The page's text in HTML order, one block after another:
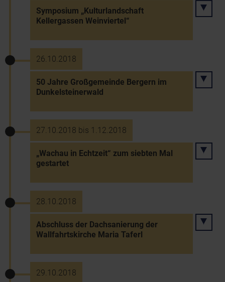
Symposium „Kulturlandschaft
Kellergassen Weinviertel“
26.10.2018
50 Jahre Großgemeinde Bergern im
Dunkelsteinerwald
27.10.2018 bis 1.12.2018
„Wachau in Echtzeit“ zum siebten Mal
gestartet
28.10.2018
Abschluss der Dachsanierung der
Wallfahrtskirche Maria Taferl
29.10.2018